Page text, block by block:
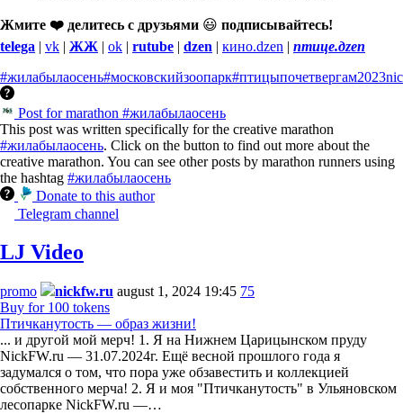
Жмите ❤️ делитесь с друзьями 😃 подписывайтесь!
telega | vk | ЖЖ | ok | rutube | dzen | кино.dzen | птице.дzen
#жилабылаосень#московскийзоопарк#птицыпочетвергам2023
Post for marathon #жилабылаосень
This post was written specifically for the creative marathon
#жилабылаосень. Click on the button to find out more about the
creative marathon. You can see other posts by marathon runners using
the hashtag #жилабылаосень
Donate to this author
Telegram channel
LJ Video
promo nickfw.ru august 1, 2024 19:45 75
Buy for 100 tokens
Птичканутость — образ жизни!
... и другой мой мерч! 1. Я на Нижнем Царицынском пруду
NickFW.ru — 31.07.2024г. Ещё весной прошлого года я
задумался о том, что пора уже обзавестить и коллекцией
собственного мерча! 2. Я и моя "Птичканутость" в Ульяновском
лесопарке NickFW.ru —…